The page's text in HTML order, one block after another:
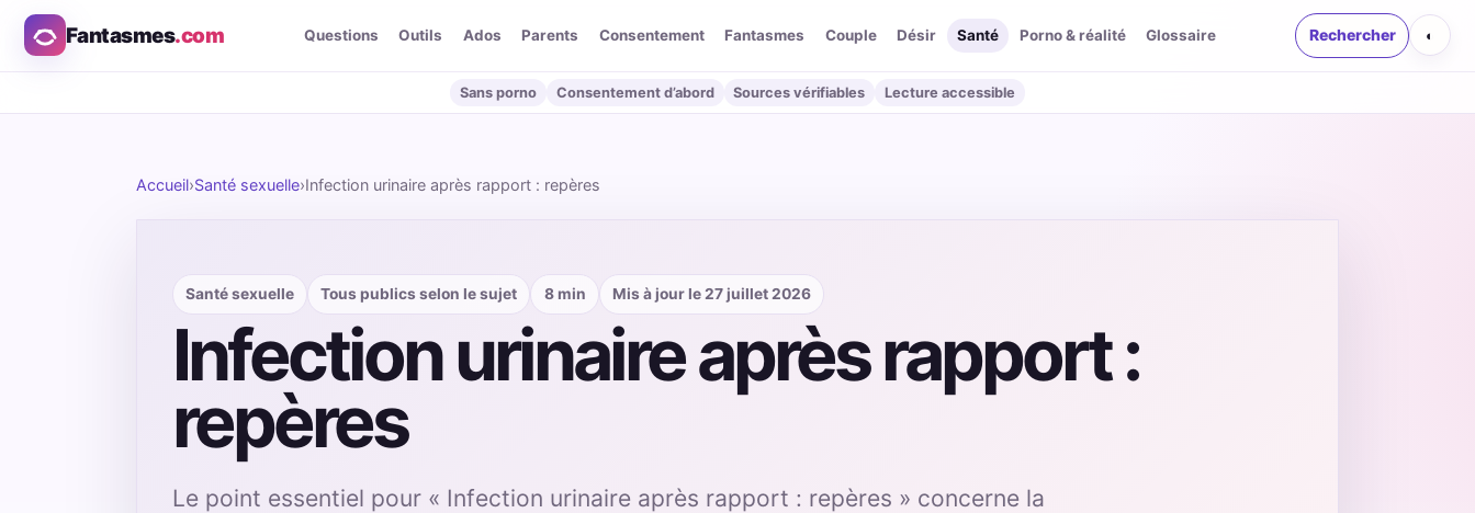
Fantasmes.com Questions Outils Ados Parents Consentement Fantasmes Couple Désir Santé Porno & réalité Glossaire Rechercher ◐
Sans porno Consentement d’abord Sources vérifiables Lecture accessible
Accueil›Santé sexuelle›Infection urinaire après rapport : repères
Santé sexuelle Tous publics selon le sujet 8 min Mis à jour le 27 juillet 2026
Infection urinaire après rapport :
repères
Le point essentiel pour « Infection urinaire après rapport : repères » concerne la